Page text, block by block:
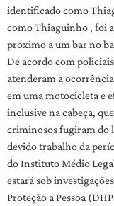
identificado como
como Thiaguinho , foi
próximo a um bar no
De acordo com
atenderam a
em uma motocicleta e
inclusive na cabeça,
criminosos fugiram do
devido trabalho da
do Instituto Médio
estará sob
Proteção a Pessoa